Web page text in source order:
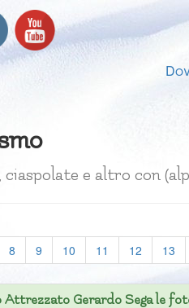
e altro con
8 9 10 11 12 13
Gerardo Sega le